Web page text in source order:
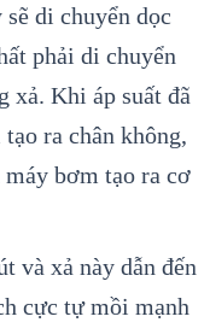
di chuyển dọc
phải di chuyển
xả. Khi áp suất đã
ra chân không,
máy bơm tạo ra cơ
và xả này dẫn đến
cực tự mồi mạnh